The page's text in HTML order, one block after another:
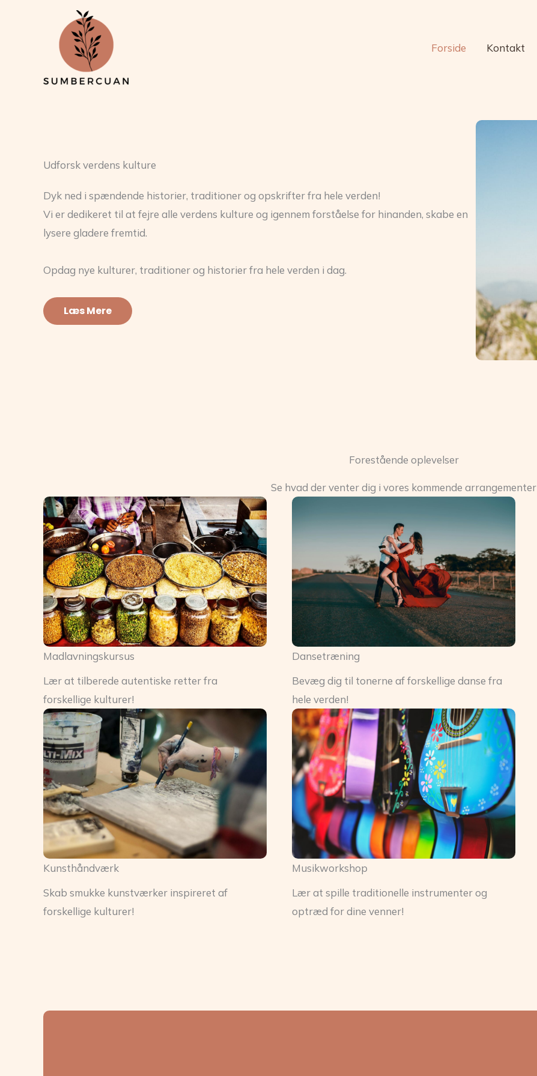
Forside Kontakt
Udforsk verdens kulture
Dyk ned i spændende historier, traditioner og opskrifter fra hele verden!
Vi er dedikeret til at fejre alle verdens kulture og igennem forståelse for hinanden, skabe en
lysere gladere fremtid.
Opdag nye kulturer, traditioner og historier fra hele verden i dag.
Læs Mere
Forestående oplevelser
Se hvad der venter dig i vores kommende arrangementer
Madlavningskursus
Lær at tilberede autentiske retter fra
forskellige kulturer!
Dansetræning
Bevæg dig til tonerne af forskellige danse fra
hele verden!
Kunsthåndværk
Skab smukke kunstværker inspireret af
forskellige kulturer!
Musikworkshop
Lær at spille traditionelle instrumenter og
optræd for dine venner!